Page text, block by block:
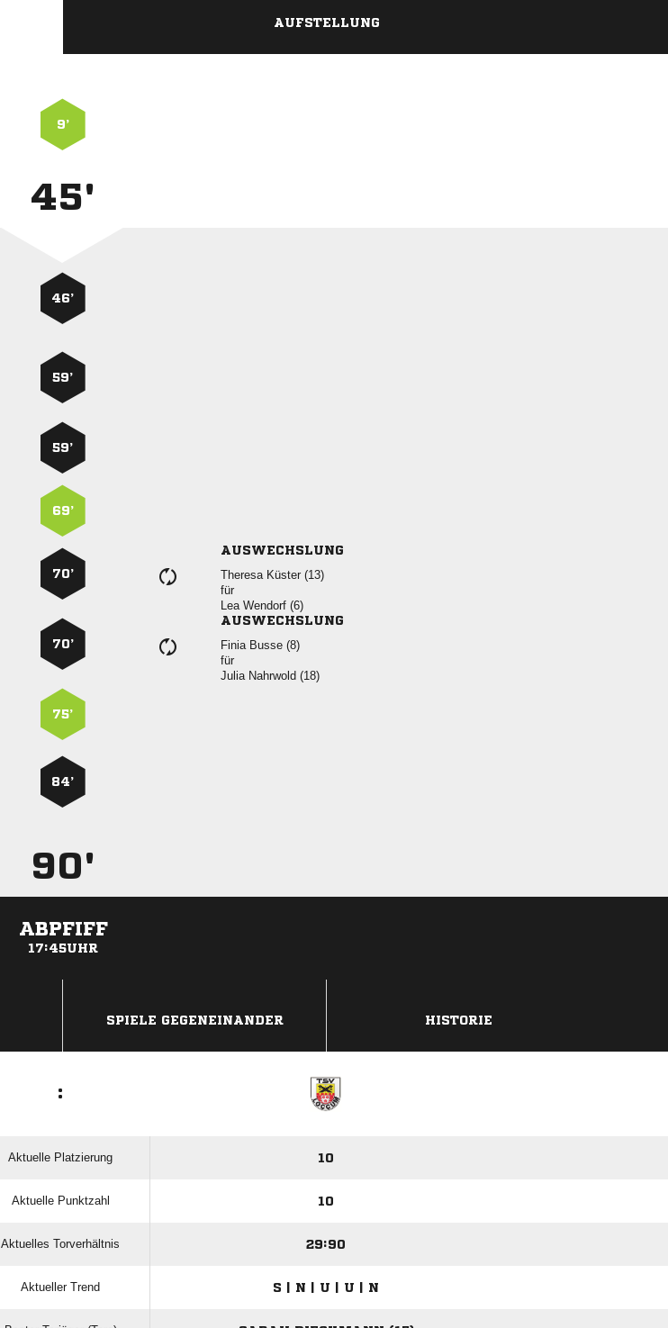
AUFSTELLUNG
9’
45'
46’
59’
59’
69’
70’
AUSWECHSLUNG
  
für
  
70’
AUSWECHSLUNG
  
für
  
75’
84’
90'
ABPFIFF
17:45UHR
SPIELE GEGENEINANDER HISTORIE
:
Aktuelle Platzierung 10
Aktuelle Punktzahl 10
Aktuelles Torverhältnis 29:90
Aktueller Trend S | N | U | U | N